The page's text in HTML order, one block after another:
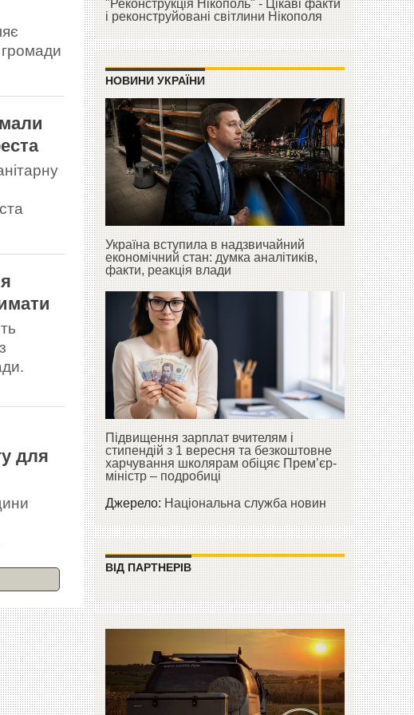
для
"Реконструкція Нікополь" - Цікаві факти
і реконструйовані світлини Нікополя
НОВИНИ УКРАЇНИ
Україна вступила в надзвичайний
економічний стан: думка аналітиків,
факти, реакція влади
Підвищення зарплат вчителям і
стипендій з 1 вересня та безкоштовне
харчування школярам обіцяє Прем’єр-
міністр – подробиці
Джерело:Національна служба новин
ВІД ПАРТНЕРІВ